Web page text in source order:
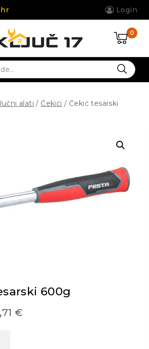
Login
0
alati / Čekići / Čekić tesarski
600g
€